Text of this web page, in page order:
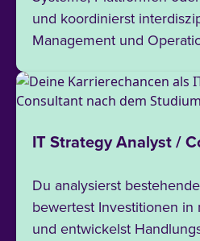
und koordinierst
Management und
IT Strategy Analyst /
Du analysierst
bewertest Investitionen in
und entwickelst